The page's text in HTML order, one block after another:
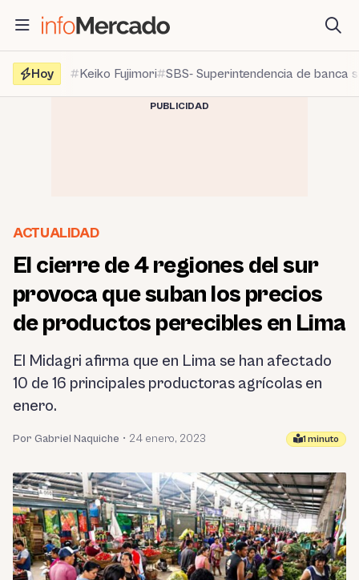
contenido
Hoy
Keiko Fujimori SBS- Superintendencia de banca
PUBLICIDAD
ACTUALIDAD
El cierre de 4 regiones del sur
provoca que suban los precios
de productos perecibles en Lima
El Midagri afirma que en Lima se han afectado
10 de 16 principales productoras agrícolas en
enero.
Por Gabriel Naquiche • 24 enero, 2023 1 minuto